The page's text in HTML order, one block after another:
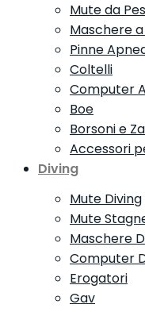
Mute da
Maschere
Pinne
Coltelli
Computer
Boe
Borsoni e
Accessori
Diving
Mute Diving
Mute
Maschere
Computer
Erogatori
Gav